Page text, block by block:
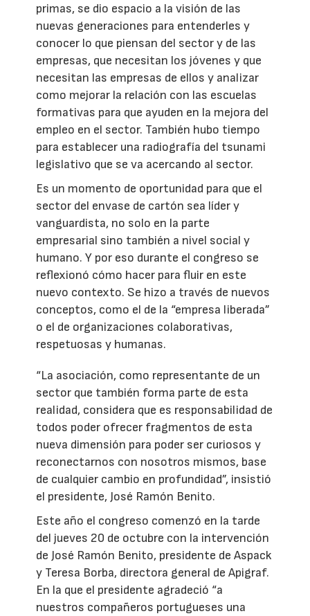
primas, se dio espacio a la visión de las
nuevas generaciones para entenderles y
conocer lo que piensan del sector y de las
empresas, que necesitan los jóvenes y que
necesitan las empresas de ellos y analizar
como mejorar la relación con las escuelas
formativas para que ayuden en la mejora del
empleo en el sector. También hubo tiempo
para establecer una radiografía del tsunami
legislativo que se va acercando al sector.
Es un momento de oportunidad para que el
sector del envase de cartón sea líder y
vanguardista, no solo en la parte
empresarial sino también a nivel social y
humano. Y por eso durante el congreso se
reflexionó cómo hacer para fluir en este
nuevo contexto. Se hizo a través de nuevos
conceptos, como el de la “empresa liberada”
o el de organizaciones colaborativas,
respetuosas y humanas.
“La asociación, como representante de un
sector que también forma parte de esta
realidad, considera que es responsabilidad de
todos poder ofrecer fragmentos de esta
nueva dimensión para poder ser curiosos y
reconectarnos con nosotros mismos, base
de cualquier cambio en profundidad”, insistió
el presidente, José Ramón Benito.
Este año el congreso comenzó en la tarde
del jueves 20 de octubre con la intervención
de José Ramón Benito, presidente de Aspack
y Teresa Borba, directora general de Apigraf.
En la que el presidente agradeció “a
nuestros compañeros portugueses una